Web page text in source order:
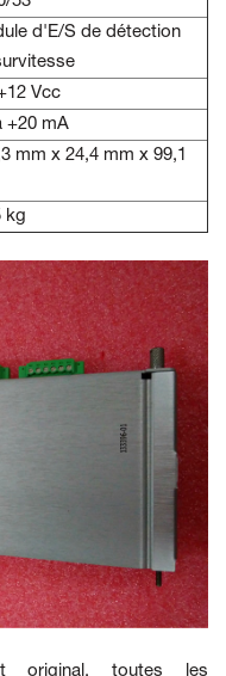
d'E/S de détection
Vcc
+20 mA
mm x 24,4 mm x 99,1
kg
original, toutes les